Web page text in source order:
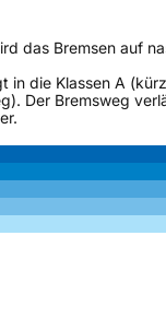
das Bremsen auf
in die Klassen A
Der Bremsweg